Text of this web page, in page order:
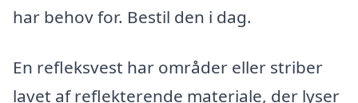
har behov for. Bestil den i dag.
En refleksvest har områder eller striber
lavet af reflekterende materiale, der lyser